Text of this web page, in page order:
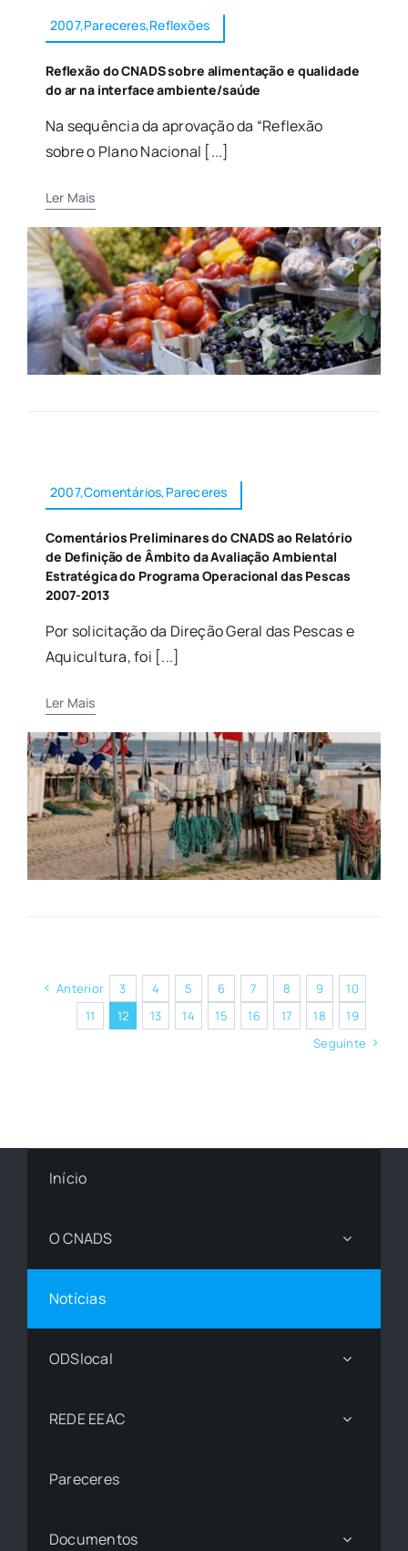
2007,Pareceres,Reflexões
Reflexão do CNADS sobre alimentação e qualidade
do ar na interface ambiente/saúde
Na sequência da aprovação da “Reflexão
sobre o Plano Nacional [...]
Ler Mais
2007,Comentários,Pareceres
Comentários Preliminares do CNADS ao Relatório
de Definição de Âmbito da Avaliação Ambiental
Estratégica do Programa Operacional das Pescas
2007-2013
Por solicitação da Direção Geral das Pescas e
Aquicultura, foi [...]
Ler Mais
Anterior 3 4 5 6 7 8 9
10
11
12 13 14 15 16 17 18
19
Seguinte
Início
O CNADS
Notícias
ODSlocal
REDE EEAC
Pareceres
Documentos